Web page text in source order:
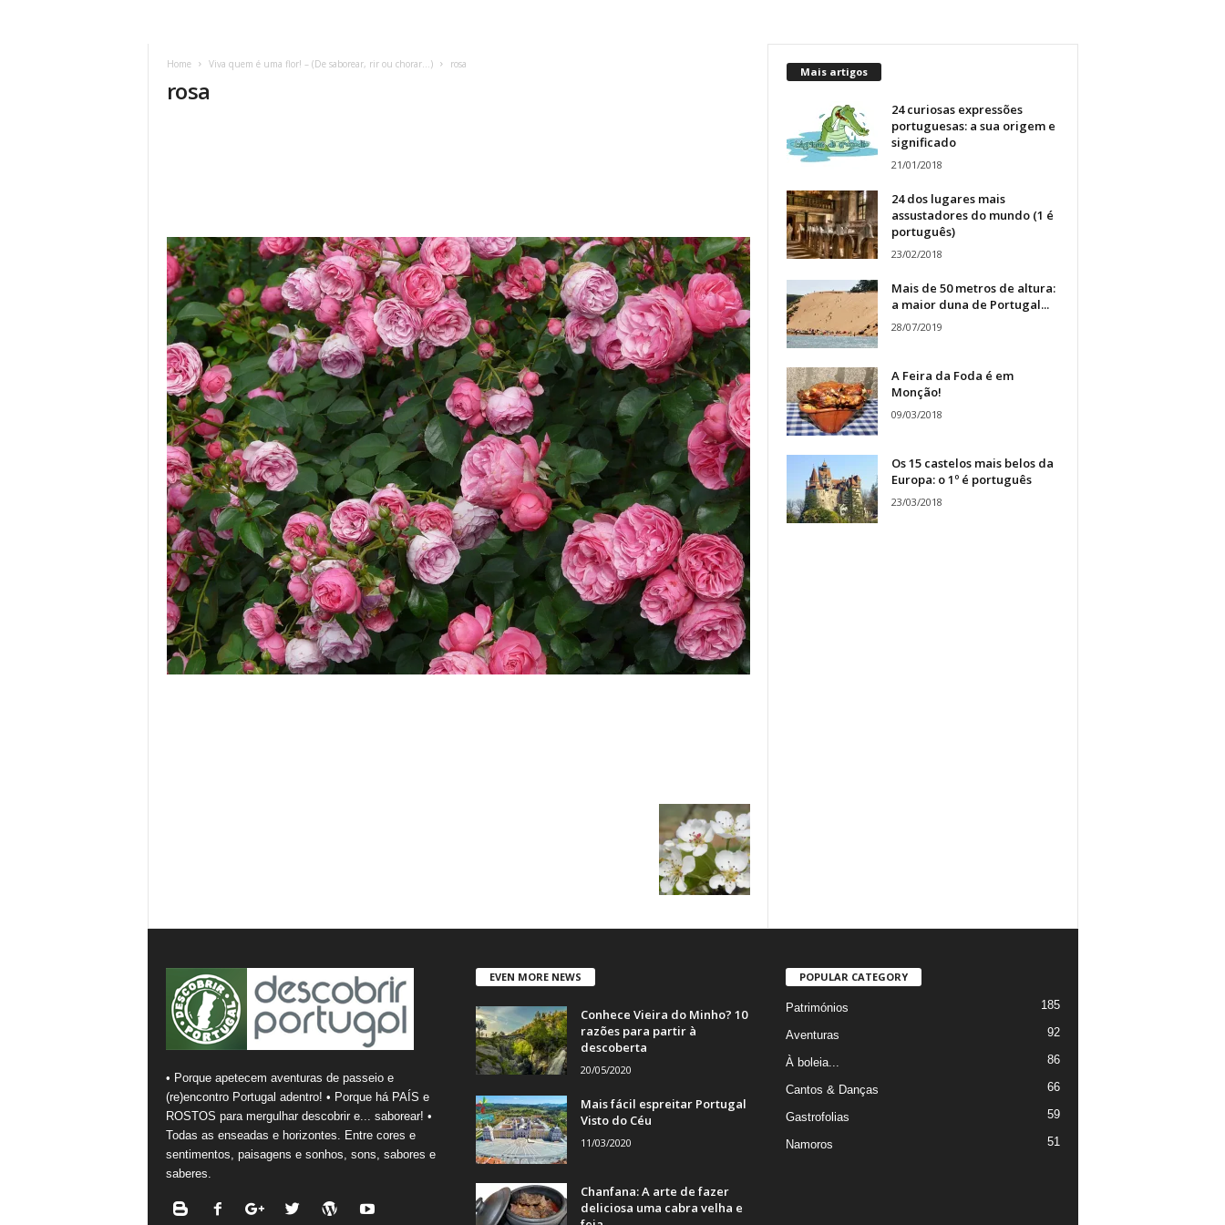
Home Viva quem é uma flor! – (De saborear, rir ou chorar…) rosa
rosa
Mais artigos
24 curiosas expressões
portuguesas: a sua origem e
significado
21/01/2018
24 dos lugares mais
assustadores do mundo (1 é
português)
23/02/2018
Mais de 50 metros de altura:
a maior duna de Portugal...
28/07/2019
A Feira da Foda é em
Monção!
09/03/2018
Os 15 castelos mais belos da
Europa: o 1º é português
23/03/2018
• Porque apetecem aventuras de passeio e
(re)encontro Portugal adentro! • Porque há PAÍS e
ROSTOS para mergulhar descobrir e... saborear! •
Todas as enseadas e horizontes. Entre cores e
sentimentos, paisagens e sonhos, sons, sabores e
saberes.
EVEN MORE NEWS
Conhece Vieira do Minho? 10
razões para partir à
descoberta
20/05/2020
Mais fácil espreitar Portugal
Visto do Céu
11/03/2020
Chanfana: A arte de fazer
deliciosa uma cabra velha e
POPULAR CATEGORY
Patrimónios 185
Aventuras 92
À boleia... 86
Cantos & Danças 66
Gastrofolias 59
Namoros 51